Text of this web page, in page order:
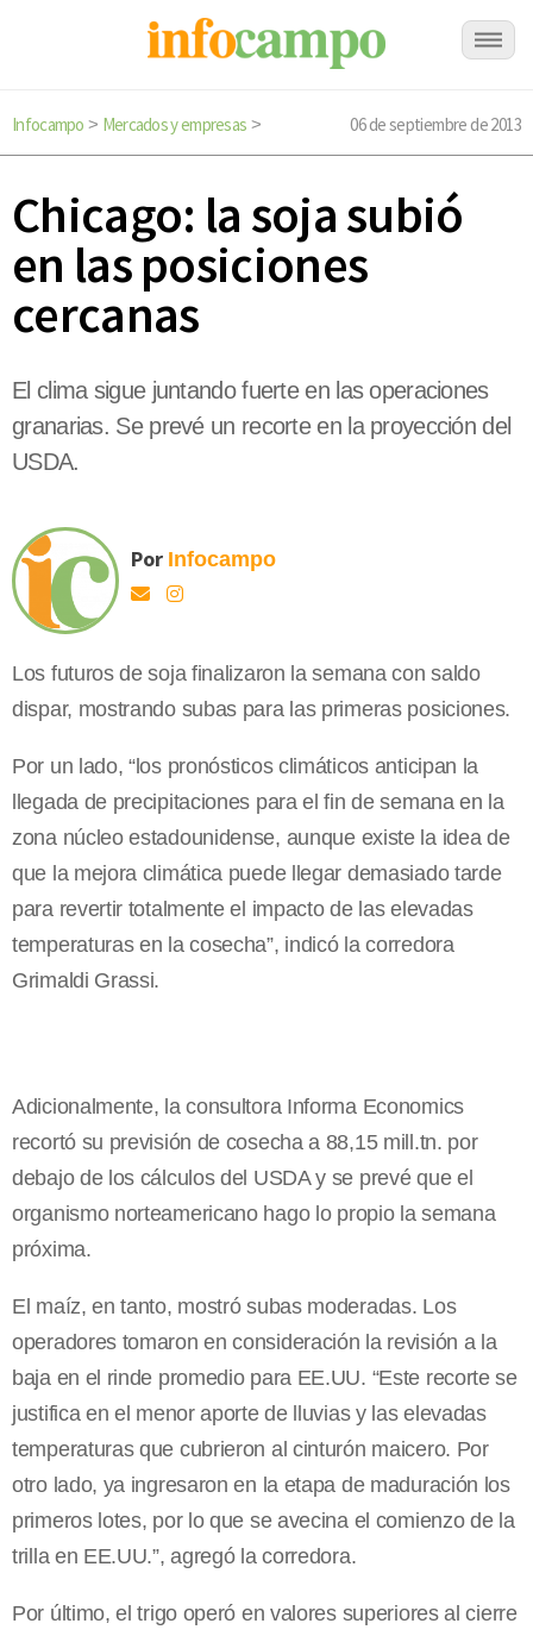
Infocampo > Mercados y empresas > 06 de septiembre de 2013
Chicago: la soja subió
en las posiciones
cercanas
El clima sigue juntando fuerte en las operaciones
granarias. Se prevé un recorte en la proyección del
USDA.
Por Infocampo
Los futuros de soja finalizaron la semana con saldo
dispar, mostrando subas para las primeras posiciones.
Por un lado, “los pronósticos climáticos anticipan la
llegada de precipitaciones para el fin de semana en la
zona núcleo estadounidense, aunque existe la idea de
que la mejora climática puede llegar demasiado tarde
para revertir totalmente el impacto de las elevadas
temperaturas en la cosecha”, indicó la corredora
Grimaldi Grassi.
Adicionalmente, la consultora Informa Economics
recortó su previsión de cosecha a 88,15 mill.tn. por
debajo de los cálculos del USDA y se prevé que el
organismo norteamericano hago lo propio la semana
próxima.
El maíz, en tanto, mostró subas moderadas. Los
operadores tomaron en consideración la revisión a la
baja en el rinde promedio para EE.UU. “Este recorte se
justifica en el menor aporte de lluvias y las elevadas
temperaturas que cubrieron al cinturón maicero. Por
otro lado, ya ingresaron en la etapa de maduración los
primeros lotes, por lo que se avecina el comienzo de la
trilla en EE.UU.”, agregó la corredora.
Por último, el trigo operó en valores superiores al cierre